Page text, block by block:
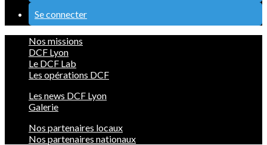
Se connecter
Nos missions
DCF Lyon
Le DCF Lab
Les opérations DCF
Les news DCF Lyon
Galerie
Nos partenaires locaux
Nos partenaires nationaux